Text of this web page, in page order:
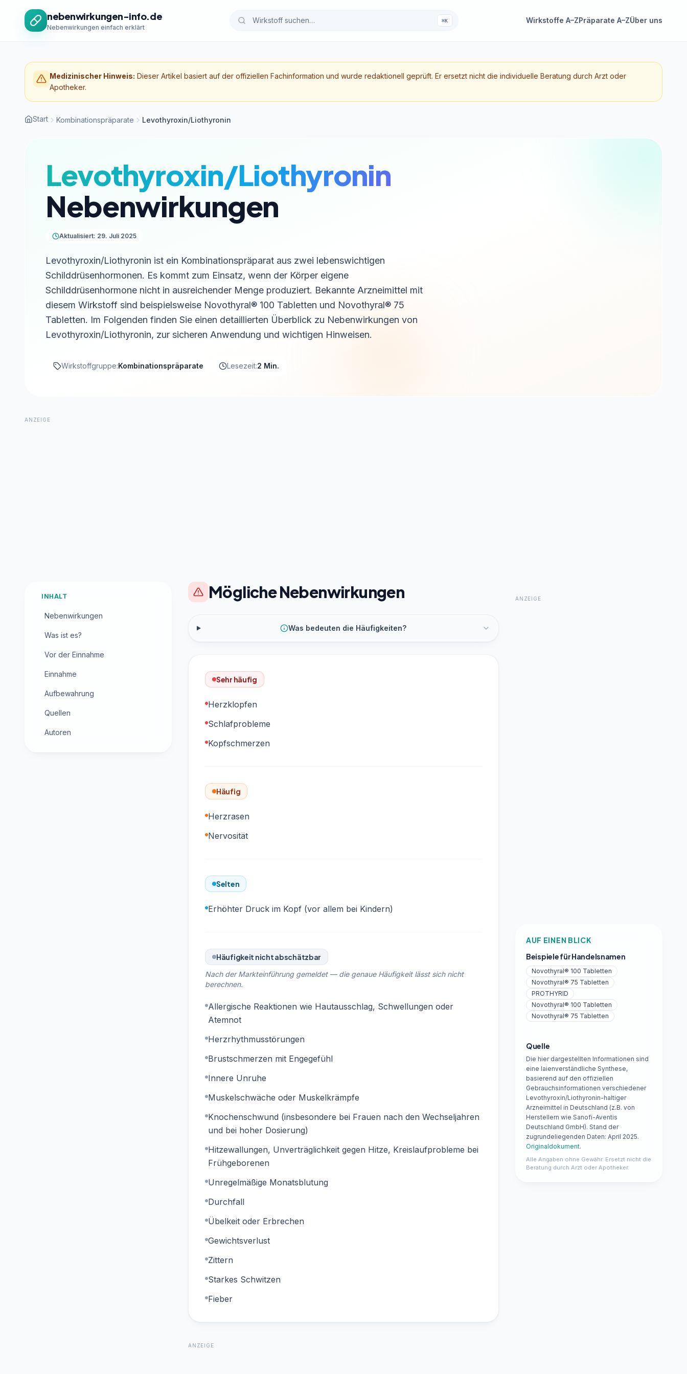
nebenwirkungen-info.de
Nebenwirkungen einfach erklärt
⌘K Wirkstoffe A–ZPräparate A–ZÜber uns
Medizinischer Hinweis: Dieser Artikel basiert auf der offiziellen Fachinformation und wurde redaktionell geprüft. Er ersetzt nicht die individuelle Beratung durch Arzt oder
Apotheker.
Start Kombinationspräparate Levothyroxin/Liothyronin
Levothyroxin/Liothyronin
Nebenwirkungen
Aktualisiert: 29. Juli 2025
Levothyroxin/Liothyronin ist ein Kombinationspräparat aus zwei lebenswichtigen
Schilddrüsenhormonen. Es kommt zum Einsatz, wenn der Körper eigene
Schilddrüsenhormone nicht in ausreichender Menge produziert. Bekannte Arzneimittel mit
diesem Wirkstoff sind beispielsweise Novothyral® 100 Tabletten und Novothyral® 75
Tabletten. Im Folgenden finden Sie einen detaillierten Überblick zu Nebenwirkungen von
Levothyroxin/Liothyronin, zur sicheren Anwendung und wichtigen Hinweisen.
Wirkstoffgruppe:Kombinationspräparate Lesezeit:2 Min.
ANZEIGE
INHALT
Nebenwirkungen
Was ist es?
Vor der Einnahme
Einnahme
Aufbewahrung
Quellen
Autoren
Mögliche Nebenwirkungen
Was bedeuten die Häufigkeiten?
Sehr häufig
Herzklopfen
Schlafprobleme
Kopfschmerzen
Häufig
Herzrasen
Nervosität
Selten
Erhöhter Druck im Kopf (vor allem bei Kindern)
Häufigkeit nicht abschätzbar
Nach der Markteinführung gemeldet — die genaue Häufigkeit lässt sich nicht
berechnen.
Allergische Reaktionen wie Hautausschlag, Schwellungen oder
Atemnot
Herzrhythmusstörungen
Brustschmerzen mit Engegefühl
Innere Unruhe
Muskelschwäche oder Muskelkrämpfe
Knochenschwund (insbesondere bei Frauen nach den Wechseljahren
und bei hoher Dosierung)
Hitzewallungen, Unverträglichkeit gegen Hitze, Kreislaufprobleme bei
Frühgeborenen
Unregelmäßige Monatsblutung
Durchfall
Übelkeit oder Erbrechen
Gewichtsverlust
Zittern
Starkes Schwitzen
Fieber
ANZEIGE
ANZEIGE
AUF EINEN BLICK
Beispiele für Handelsnamen
Novothyral® 100 Tabletten
Novothyral® 75 Tabletten
PROTHYRID
Novothyral® 100 Tabletten
Novothyral® 75 Tabletten
Quelle
Die hier dargestellten Informationen sind
eine laienverständliche Synthese,
basierend auf den offiziellen
Gebrauchsinformationen verschiedener
Levothyroxin/Liothyronin-haltiger
Arzneimittel in Deutschland (z.B. von
Herstellern wie Sanofi-Aventis
Deutschland GmbH). Stand der
zugrundeliegenden Daten: April 2025.
Originaldokument.
Alle Angaben ohne Gewähr. Ersetzt nicht die
Beratung durch Arzt oder Apotheker.